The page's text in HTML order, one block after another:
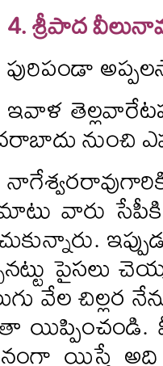
4. శ్రీపాద
పురిపండా
ఇవాళ
నుంచి
వారు
పైసలు
వేల చిల్లర
యిప్పించండి.
యిస్తే